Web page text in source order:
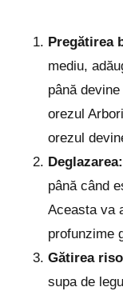
Pregătirea
mediu,
până
orezul
orezul
Deglazarea:
până când
Aceasta va
profunzime
Gătirea
supa de